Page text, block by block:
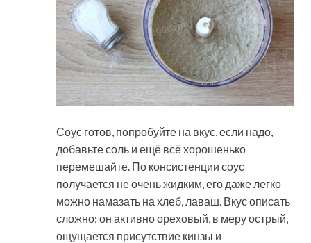
Соус готов, попробуйте на вкус, если надо,
добавьте соль и ещё всё хорошенько
перемешайте. По консистенции соус
получается не очень жидким, его даже легко
можно намазать на хлеб, лаваш. Вкус описать
сложно; он активно ореховый, в меру острый,
ощущается присутствие кинзы и